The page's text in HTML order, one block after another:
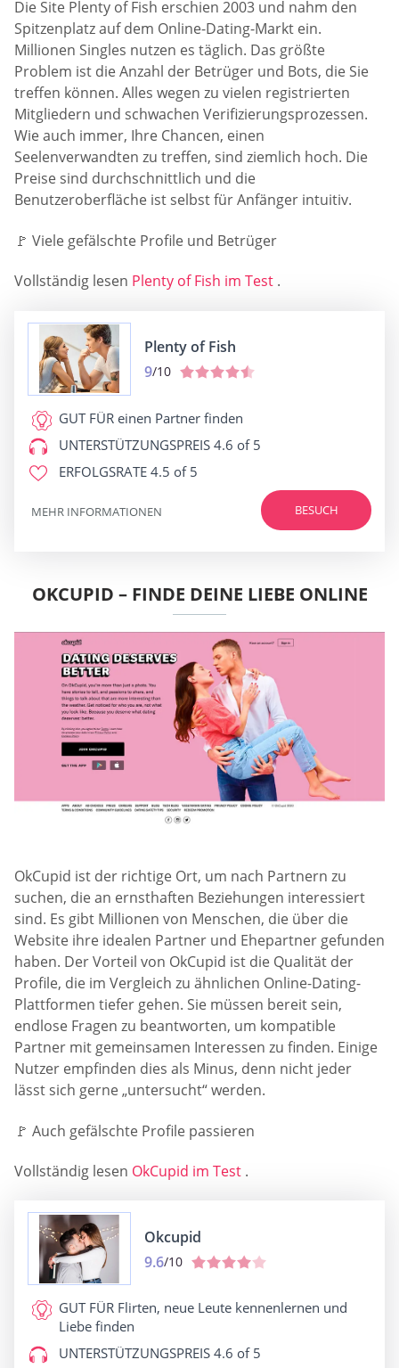
Die Site Plenty of Fish erschien 2003 und nahm den
Spitzenplatz auf dem Online-Dating-Markt ein.
Millionen Singles nutzen es täglich. Das größte
Problem ist die Anzahl der Betrüger und Bots, die Sie
treffen können. Alles wegen zu vielen registrierten
Mitgliedern und schwachen Verifizierungsprozessen.
Wie auch immer, Ihre Chancen, einen
Seelenverwandten zu treffen, sind ziemlich hoch. Die
Preise sind durchschnittlich und die
Benutzeroberfläche ist selbst für Anfänger intuitiv.
🚩 Viele gefälschte Profile und Betrüger
Vollständig lesen Plenty of Fish im Test .
Plenty of Fish
9/10
GUT FÜR einen Partner finden
UNTERSTÜTZUNGSPREIS 4.6 of 5
ERFOLGSRATE 4.5 of 5
BESUCH
MEHR INFORMATIONEN
OKCUPID – FINDE DEINE LIEBE ONLINE
OkCupid ist der richtige Ort, um nach Partnern zu
suchen, die an ernsthaften Beziehungen interessiert
sind. Es gibt Millionen von Menschen, die über die
Website ihre idealen Partner und Ehepartner gefunden
haben. Der Vorteil von OkCupid ist die Qualität der
Profile, die im Vergleich zu ähnlichen Online-Dating-
Plattformen tiefer gehen. Sie müssen bereit sein,
endlose Fragen zu beantworten, um kompatible
Partner mit gemeinsamen Interessen zu finden. Einige
Nutzer empfinden dies als Minus, denn nicht jeder
lässt sich gerne „untersucht“ werden.
🚩 Auch gefälschte Profile passieren
Vollständig lesen OkCupid im Test .
Okcupid
9.6/10
GUT FÜR Flirten, neue Leute kennenlernen und
Liebe finden
UNTERSTÜTZUNGSPREIS 4.6 of 5